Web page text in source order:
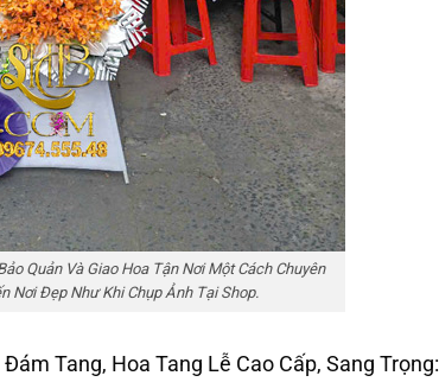
Quản Và Giao Hoa Tận Nơi Một Cách Chuyên
Nơi Đẹp Như Khi Chụp Ảnh Tại Shop.
Tang, Hoa Tang Lễ Cao Cấp, Sang Trọng: